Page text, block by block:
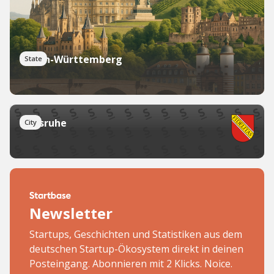
State
Baden-Württemberg
City
Karlsruhe
Newsletter
Startups, Geschichten und Statistiken aus dem
deutschen Startup-Ökosystem direkt in deinen
Posteingang. Abonnieren mit 2 Klicks. Noice.